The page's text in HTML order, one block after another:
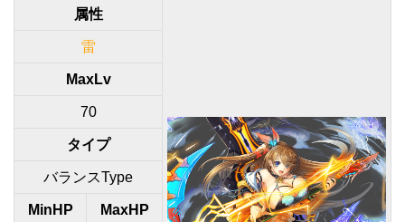
属性
雷
MaxLv
70
タイプ
バランスType
MinHP MaxHP